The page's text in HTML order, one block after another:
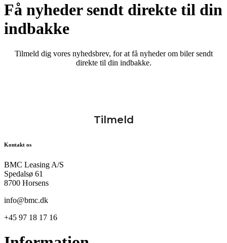
Få nyheder sendt direkte til din
indbakke
Tilmeld dig vores nyhedsbrev, for at få nyheder om biler sendt
direkte til din indbakke.
Kontakt os
BMC Leasing A/S
Spedalsø 61
8700 Horsens
info@bmc.dk
+45 97 18 17 16